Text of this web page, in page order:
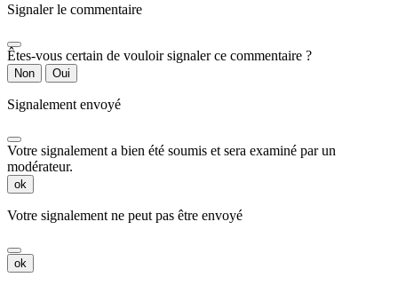
Signaler le commentaire
Êtes-vous certain de vouloir signaler ce commentaire ?
Non Oui
Signalement envoyé
Votre signalement a bien été soumis et sera examiné par un
modérateur.
ok
Votre signalement ne peut pas être envoyé
ok